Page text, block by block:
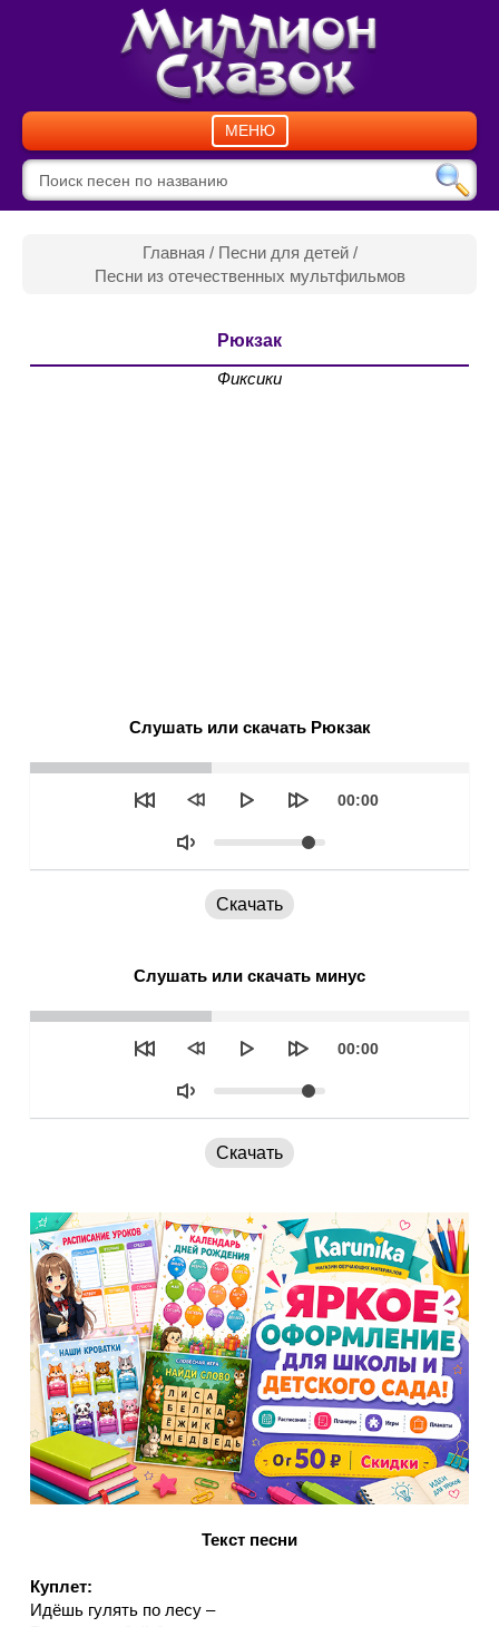
МЕНЮ
Главная / Песни для детей/
Песни из отечественных мультфильмов
Рюкзак
Фиксики
Слушать или скачать Рюкзак
Текущее
00:00
Объем
Скачать
Слушать или скачать минус
Текущее
00:00
Объем
Скачать
Текст песни
Куплет:
Идёшь гулять по лесу –